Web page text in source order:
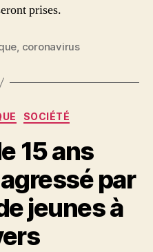
prises.
, coronavirus
SOCIÉTÉ
15 ans
par
jeunes à